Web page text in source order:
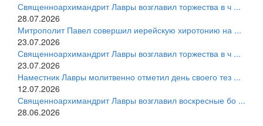
Священноархимандрит Лавры возглавил торжества в ч ...
28.07.2026
Митрополит Павел совершил иерейскую хиротонию на ...
23.07.2026
Священноархимандрит Лавры возглавил торжества в ч ...
23.07.2026
Наместник Лавры молитвенно отметил день своего тез ...
12.07.2026
Священноархимандрит Лавры возглавил воскресные бо ...
28.06.2026